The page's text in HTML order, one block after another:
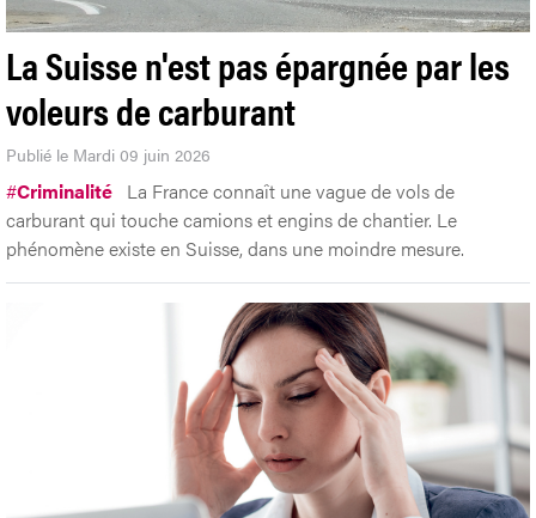
La Suisse n'est pas épargnée par les
voleurs de carburant
Publié le Mardi 09 juin 2026
#Criminalité La France connaît une vague de vols de
carburant qui touche camions et engins de chantier. Le
phénomène existe en Suisse, dans une moindre mesure.